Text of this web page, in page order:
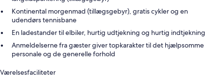
Kontinental morgenmad (tillægsgebyr), gratis cykler og en
udendørs tennisbane
En ladestander til elbiler, hurtig udtjekning og hurtig indtjekning
Anmeldelserne fra gæster giver topkarakter til det hjælpsomme
personale og de generelle forhold
Værelsesfaciliteter